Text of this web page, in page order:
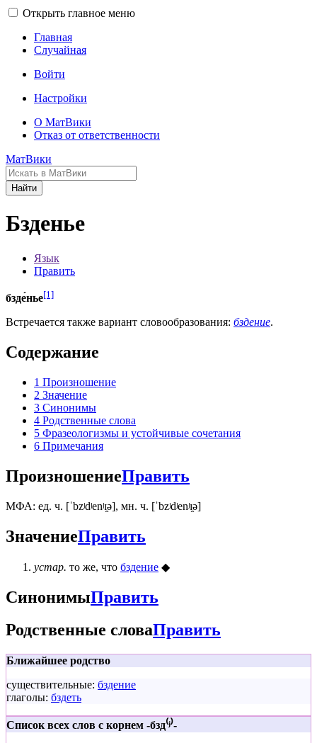
Открыть главное меню
Главная
Случайная
Войти
Настройки
О МатВики
Отказ от ответственности
МатВики
Найти
Бзденье
Язык
Править
бзде́нье[1]
Встречается также вариант словообразования: бздение.
Содержание
1 Произношение
2 Значение
3 Синонимы
4 Родственные слова
5 Фразеологизмы и устойчивые сочетания
6 Примечания
ПроизношениеПравить
МФА: ед. ч. [ˈbzʲdʲenʲɪ̯ə], мн. ч. [ˈbzʲdʲenʲɪ̯ə]
ЗначениеПравить
устар. то же, что бздение ◆
СинонимыПравить
Родственные словаПравить
Ближайшее родство
существительные: бздение
глаголы: бздеть
Список всех слов с корнем -бзд⁽ʲ⁾-